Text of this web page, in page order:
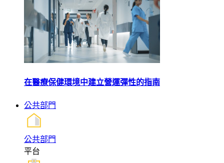
在醫療保健環境中建立營運彈性的指南
公共部門
公共部門
平台